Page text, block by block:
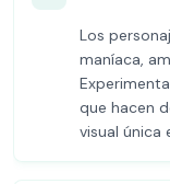
Los
maníaca,
que hacen
visual única